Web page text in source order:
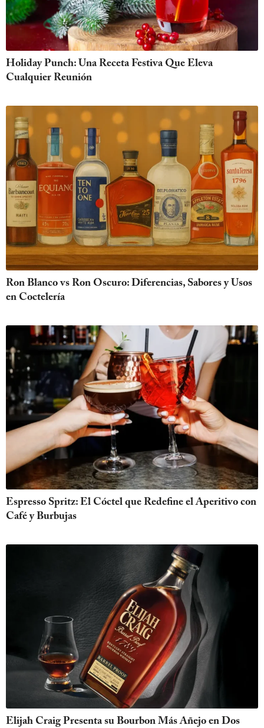
Holiday Punch: Una Receta Festiva Que Eleva
Cualquier Reunión
Ron Blanco vs Ron Oscuro: Diferencias, Sabores y Usos
en Coctelería
Espresso Spritz: El Cóctel que Redefine el Aperitivo con
Café y Burbujas
Elijah Craig Presenta su Bourbon Más Añejo en Dos